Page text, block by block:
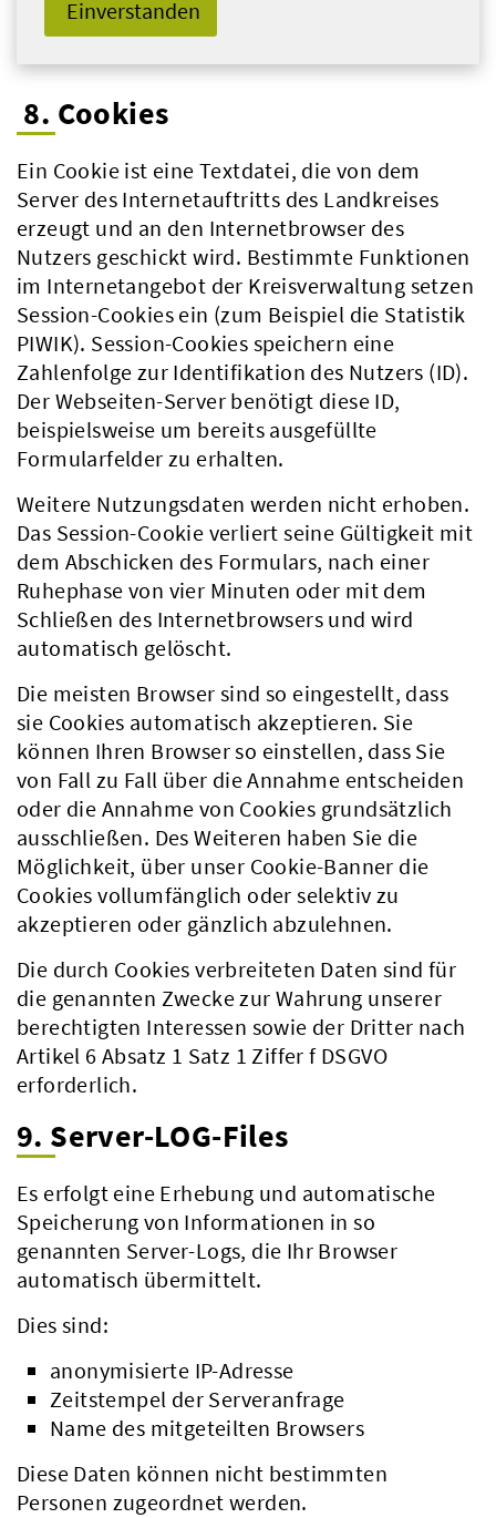
Einverstanden
8. Cookies
Ein Cookie ist eine Textdatei, die von dem
Server des Internetauftritts des Landkreises
erzeugt und an den Internetbrowser des
Nutzers geschickt wird. Bestimmte Funktionen
im Internetangebot der Kreisverwaltung setzen
Session-Cookies ein (zum Beispiel die Statistik
PIWIK). Session-Cookies speichern eine
Zahlenfolge zur Identifikation des Nutzers (ID).
Der Webseiten-Server benötigt diese ID,
beispielsweise um bereits ausgefüllte
Formularfelder zu erhalten.
Weitere Nutzungsdaten werden nicht erhoben.
Das Session-Cookie verliert seine Gültigkeit mit
dem Abschicken des Formulars, nach einer
Ruhephase von vier Minuten oder mit dem
Schließen des Internetbrowsers und wird
automatisch gelöscht.
Die meisten Browser sind so eingestellt, dass
sie Cookies automatisch akzeptieren. Sie
können Ihren Browser so einstellen, dass Sie
von Fall zu Fall über die Annahme entscheiden
oder die Annahme von Cookies grundsätzlich
ausschließen. Des Weiteren haben Sie die
Möglichkeit, über unser Cookie-Banner die
Cookies vollumfänglich oder selektiv zu
akzeptieren oder gänzlich abzulehnen.
Die durch Cookies verbreiteten Daten sind für
die genannten Zwecke zur Wahrung unserer
berechtigten Interessen sowie der Dritter nach
Artikel 6 Absatz 1 Satz 1 Ziffer f DSGVO
erforderlich.
9. Server-LOG-Files
Es erfolgt eine Erhebung und automatische
Speicherung von Informationen in so
genannten Server-Logs, die Ihr Browser
automatisch übermittelt.
Dies sind:
anonymisierte IP-Adresse
Zeitstempel der Serveranfrage
Name des mitgeteilten Browsers
Diese Daten können nicht bestimmten
Personen zugeordnet werden.